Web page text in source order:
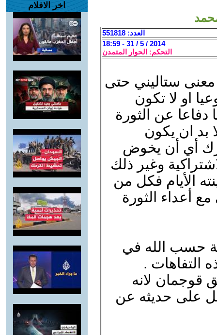
العدد: 551818
2014 / 5 / 31 - 18:59
التحكم: الحوار المتمدن
معنى ستاليني حتى
او لا تكون
عن الثورة
بد ان يكون
أي أن يخوض
وغير ذلك
الأيام فكل من
أعداء الثورة
حسب الله في
التفاهات .
قوجمان لانه
على حديثه عن
اخر الافلام